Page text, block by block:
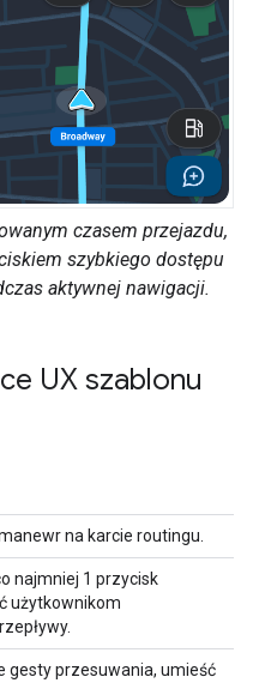
czasem przejazdu,
szybkiego dostępu
aktywnej nawigacji.
UX szablonu
na karcie routingu.
najmniej 1 przycisk
użytkownikom
gesty przesuwania, umieść